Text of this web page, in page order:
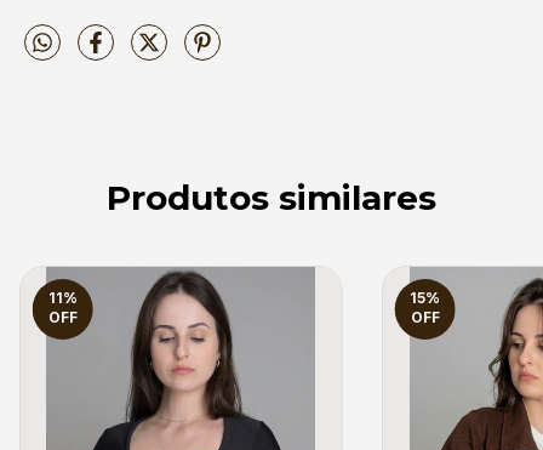
Produtos similares
11%
OFF
15%
OFF